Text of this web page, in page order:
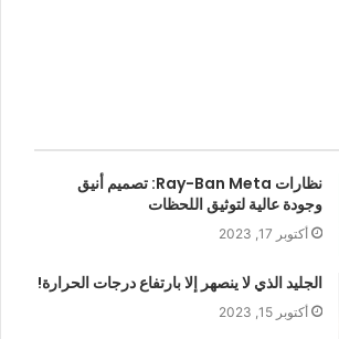
نظارات Ray-Ban Meta: تصميم أنيق
وجودة عالية لتوثيق اللحظات
أكتوبر 17, 2023
الجليد الذي لا ينصهر إلا بارتفاع درجات الحرارة!
أكتوبر 15, 2023